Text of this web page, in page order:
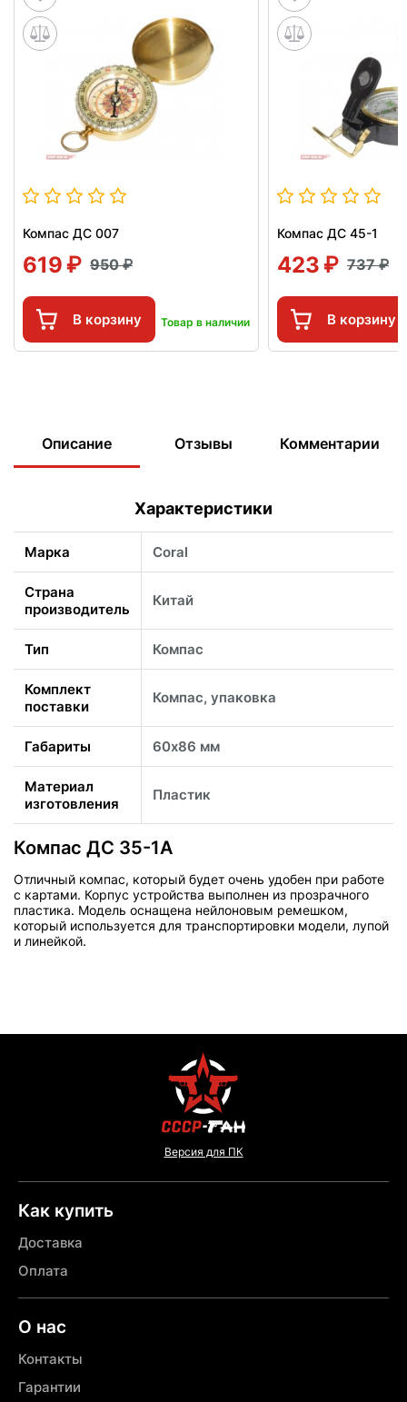
Компас ДС 007
619 950
В корзину Товар в наличии
Компас ДС 45-1
423 737
В корзину
Описание Отзывы Комментарии
Характеристики
Марка Coral
Страна
производитель
Китай
Тип Компас
Комплект
поставки
Компас, упаковка
Габариты 60х86 мм
Материал
изготовления
Пластик
Компас ДС 35-1А
Отличный компас, который будет очень удобен при работе
с картами. Корпус устройства выполнен из прозрачного
пластика. Модель оснащена нейлоновым ремешком,
который используется для транспортировки модели, лупой
и линейкой.
Версия для ПК
Как купить
Доставка
Оплата
О нас
Контакты
Гарантии